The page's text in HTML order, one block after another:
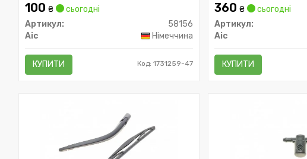
100 ₴
сьогодні
Артикул:
58156
Aic
Німеччина
КУПИТИ Код: 1731259-47
360₴
сьогодні
Артикул:
Aic
КУПИТИ